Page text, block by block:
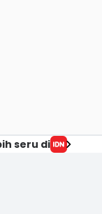
seru di